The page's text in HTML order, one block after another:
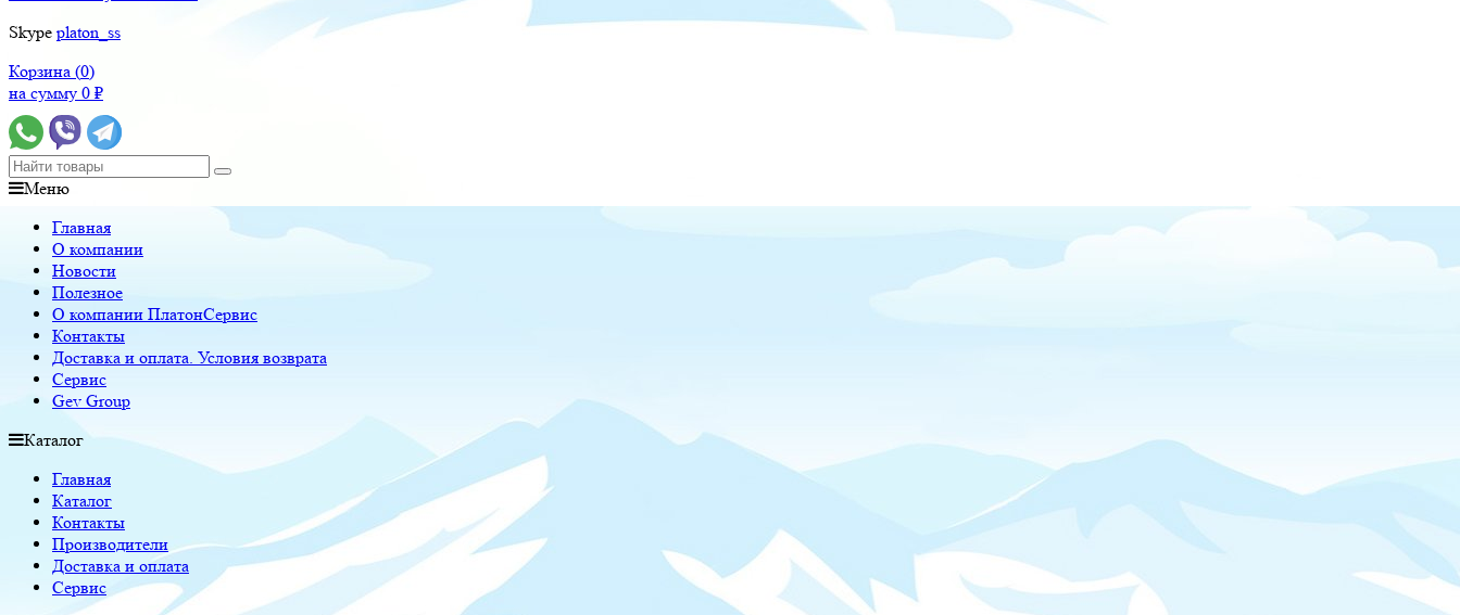
Skype platon_ss
Корзина (0)
на сумму 0 ₽
Меню
Главная
О компании
Новости
Полезное
О компании ПлатонСервис
Контакты
Доставка и оплата. Условия возврата
Сервис
Gev Group
Каталог
Главная
Каталог
Контакты
Производители
Доставка и оплата
Сервис